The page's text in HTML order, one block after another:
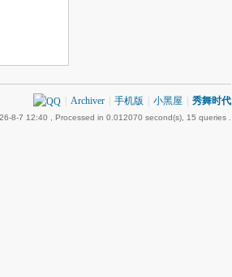
Archiver 手机版 小黑屋 秀舞时代
8-7 12:40 , Processed in 0.012070 second(s), 15 queries .